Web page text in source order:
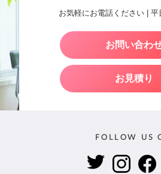
お気軽にお電話ください | 平
お問い合わ
お見積り
FOLLOW US